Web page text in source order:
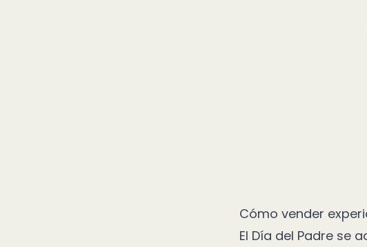
Cómo vender
El Día del Padre se